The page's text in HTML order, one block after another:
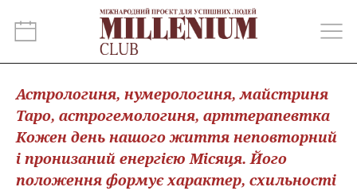
Астрологиня, нумерологиня, майстриня
Таро, астрогемологиня, арттерапевтка
Кожен день нашого життя неповторний
і пронизаний енергією Місяця. Його
положення формує характер, схильності